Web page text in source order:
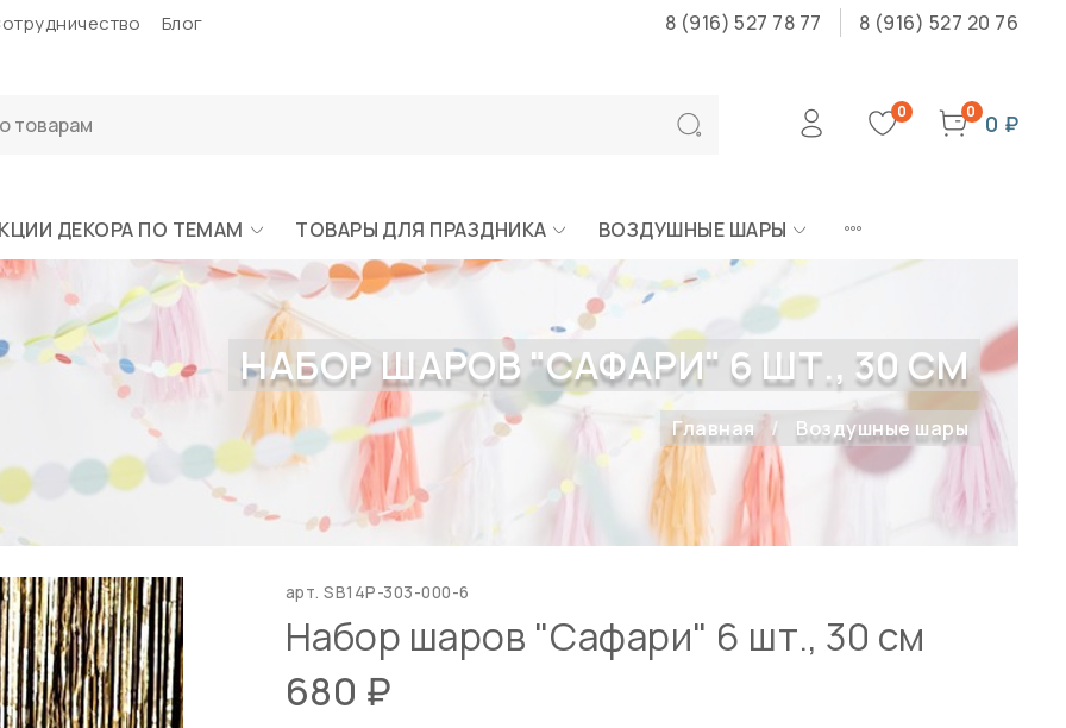
Блог 8 (916) 527 78 77 8 (916) 527 20 76
0 0 0 ₽
ДЕКОРА ПО ТЕМАМ ТОВАРЫ ДЛЯ ПРАЗДНИКА ВОЗДУШНЫЕ ШАРЫ
НАБОР ШАРОВ "САФАРИ" 6 ШТ., 30 СМ
Главная Воздушные шары
арт.SB14P-303-000-6
Набор шаров "Сафари" 6 шт., 30 см
680 ₽